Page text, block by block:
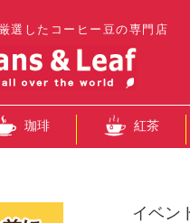
選したコーヒー豆の専門店
珈琲 紅茶
イベン